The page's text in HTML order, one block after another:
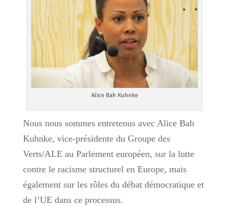
Alice Bah Kuhnke
Nous nous sommes entretenus avec Alice Bah
Kuhnke, vice-présidente du Groupe des
Verts/ALE au Parlement européen, sur la lutte
contre le racisme structurel en Europe, mais
également sur les rôles du débat démocratique et
de l’UE dans ce processus.